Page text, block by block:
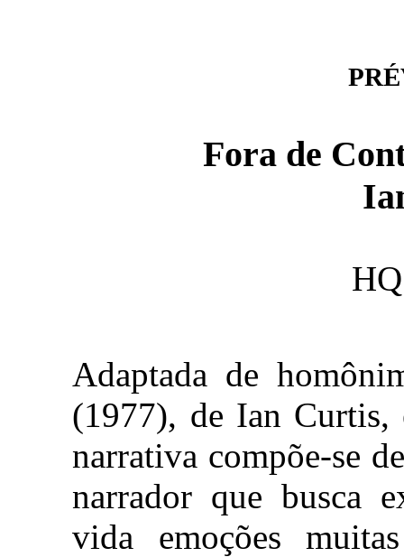
Fora de
Adaptada de
(1977), de Ian Curtis,
narrativa compõe-se
narrador que busca
vida emoções